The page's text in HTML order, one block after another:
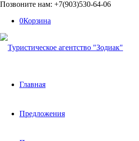
Позвоните нам: +7(903)530-64-06
0Корзина
Главная
Предложения